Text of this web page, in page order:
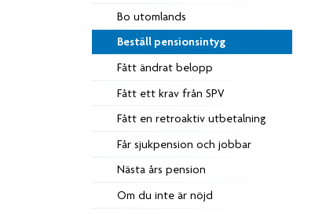
Bo utomlands
Beställ pensionsintyg
Fått ändrat belopp
Fått ett krav från SPV
Fått en retroaktiv utbetalning
Får sjukpension och jobbar
Nästa års pension
Om du inte är nöjd